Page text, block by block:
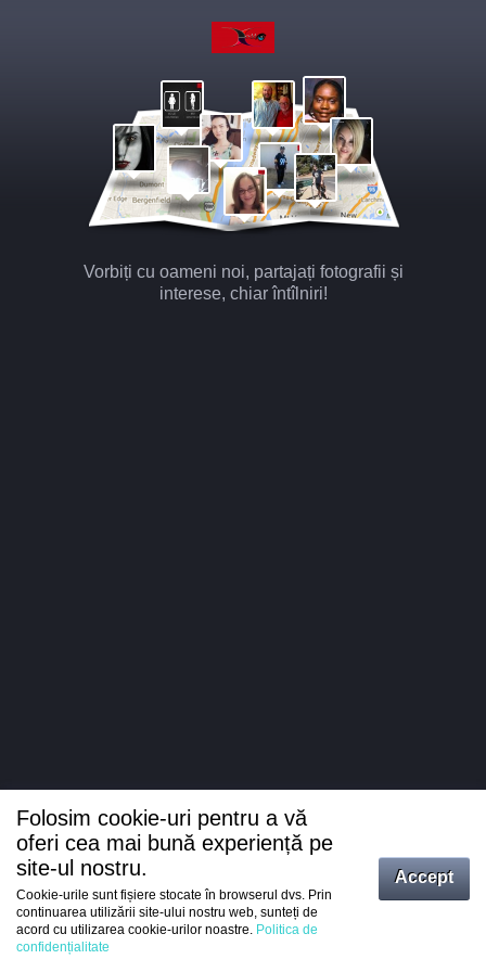
Vorbiți cu oameni noi, partajați fotografii și
interese, chiar întîlniri!
Intrați
Folosim cookie-uri pentru a vă
oferi cea mai bună experiență pe
site-ul nostru.
Cookie-urile sunt fișiere stocate în browserul dvs. Prin
continuarea utilizării site-ului nostru web, sunteți de
acord cu utilizarea cookie-urilor noastre. Politica de
confidențialitate
Accept